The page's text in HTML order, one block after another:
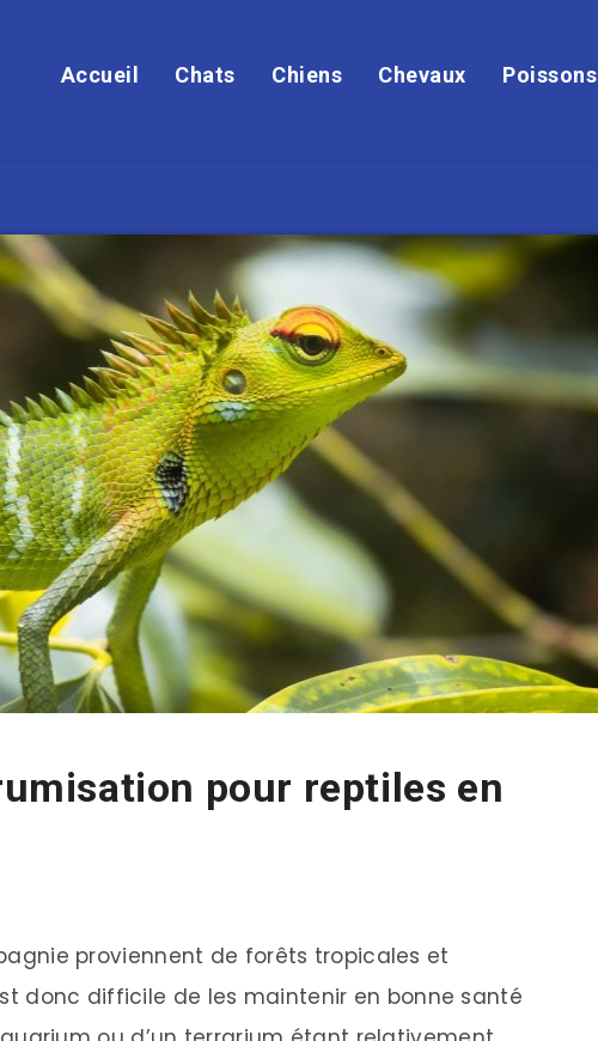
Accueil Chats Chiens Chevaux Poissons
pour reptiles en
proviennent de forêts tropicales et
donc difficile de les maintenir en bonne santé